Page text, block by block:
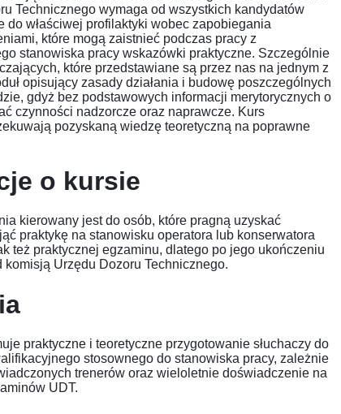
Technicznego wymaga od wszystkich kandydatów
do właściwej profilaktyki wobec zapobiegania
które mogą zaistnieć podczas pracy z
stanowiska pracy wskazówki praktyczne. Szczególnie
które przedstawiane są przez nas na jednym z
opisujący zasady działania i budowę poszczególnych
gdyż bez podstawowych informacji merytorycznych o
czynności nadzorcze oraz naprawcze. Kurs
pozyskaną wiedzę teoretyczną na poprawne
o kursie
kierowany jest do osób, które pragną uzyskać
praktykę na stanowisku operatora lub konserwatora
też praktycznej egzaminu, dlatego po jego ukończeniu
Urzędu Dozoru Technicznego.
praktyczne i teoretyczne przygotowanie słuchaczy do
stosownego do stanowiska pracy, zależnie
trenerów oraz wieloletnie doświadczenie na
UDT.